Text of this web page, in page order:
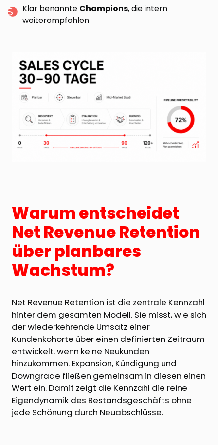
Klar benannte Champions, die intern
weiterempfehlen
Warum entscheidet
Net Revenue Retention
über planbares
Wachstum?
Net Revenue Retention ist die zentrale Kennzahl
hinter dem gesamten Modell. Sie misst, wie sich
der wiederkehrende Umsatz einer
Kundenkohorte über einen definierten Zeitraum
entwickelt, wenn keine Neukunden
hinzukommen. Expansion, Kündigung und
Downgrade fließen gemeinsam in diesen einen
Wert ein. Damit zeigt die Kennzahl die reine
Eigendynamik des Bestandsgeschäfts ohne
jede Schönung durch Neuabschlüsse.